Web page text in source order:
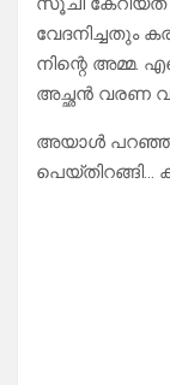
വേദനിച്ചതും
നിന്റെ അമ്മ.
അച്ഛൻ വരണ
അയാൾ